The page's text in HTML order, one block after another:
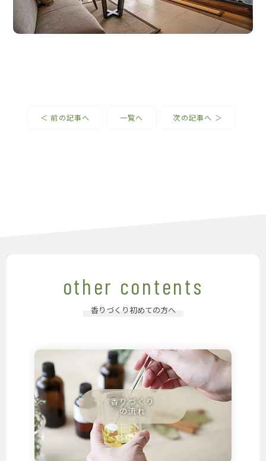
＜ 前の記事へ 一覧へ 次の記事へ ＞
other contents
香りづくり初めての方へ